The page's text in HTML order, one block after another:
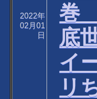
2022年
02月01
日
巻
底
イ
リ